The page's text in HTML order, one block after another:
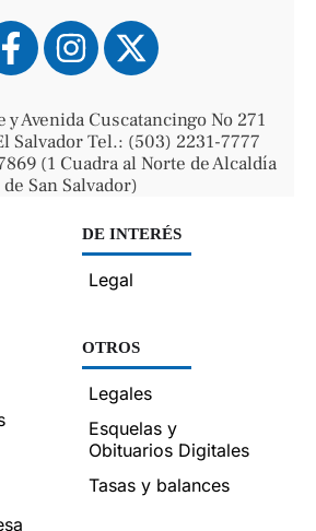
y Avenida Cuscatancingo No 271
Salvador Tel.: (503) 2231-7777
(1 Cuadra al Norte de Alcaldía
de San Salvador)
DE INTERÉS
Legal
OTROS
Legales
Esquelas y
Obituarios Digitales
Tasas y balances